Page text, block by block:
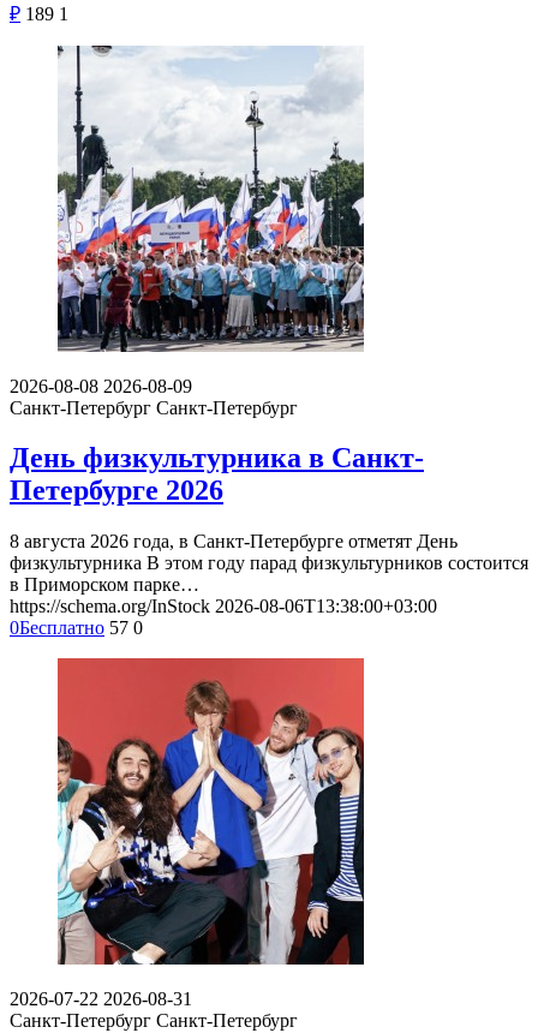
₽ 189 1
2026-08-08 2026-08-09
Санкт-Петербург Санкт-Петербург
День физкультурника в Санкт-
Петербурге 2026
8 августа 2026 года, в Санкт-Петербурге отметят День
физкультурника В этом году парад физкультурников состоится
в Приморском парке…
https://schema.org/InStock 2026-08-06T13:38:00+03:00
0Бесплатно 57 0
2026-07-22 2026-08-31
Санкт-Петербург Санкт-Петербург